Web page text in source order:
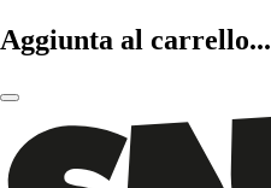
Aggiunta al carrello...